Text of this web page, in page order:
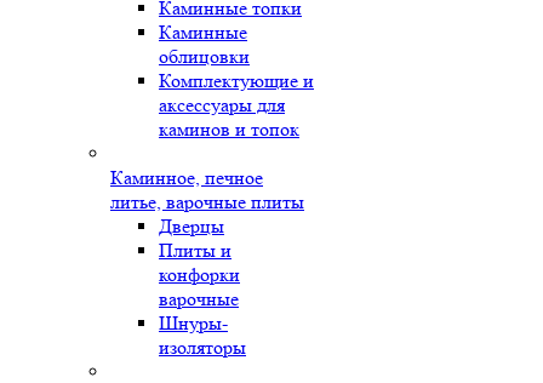
Каминные топки
Каминные
облицовки
Комплектующие и
аксессуары для
каминов и топок
Каминное, печное
литье, варочные плиты
Дверцы
Плиты и
конфорки
варочные
Шнуры-
изоляторы